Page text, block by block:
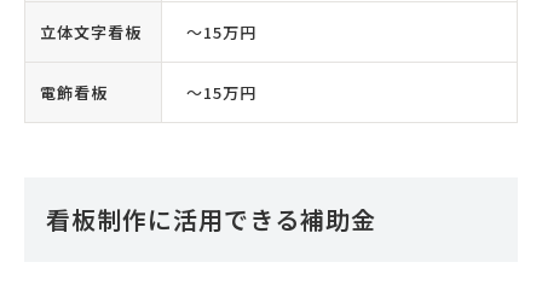
立体文字看板 〜15万円
電飾看板 〜15万円
看板制作に活用できる補助金